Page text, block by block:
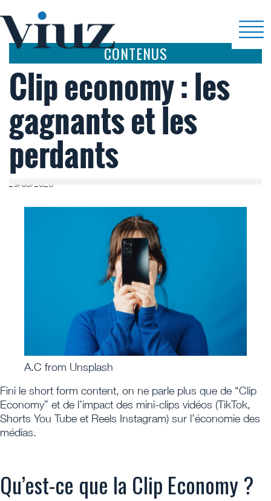
CONTENUS
Clip economy : les
gagnants et les
perdants
29/05/2026
A.C from Unsplash
Fini le short form content, on ne parle plus que de “Clip
Economy” et de l’impact des mini-clips vidéos (TikTok,
Shorts You Tube et Reels Instagram) sur l’économie des
médias.
Qu’est-ce que la Clip Economy ?